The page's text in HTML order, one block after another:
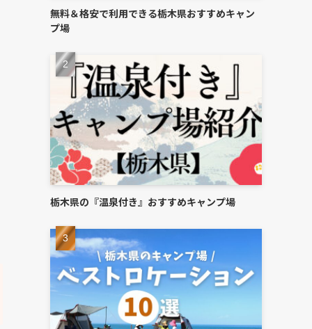
無料＆格安で利用できる栃木県おすすめキャン
プ場
栃木県の『温泉付き』おすすめキャンプ場